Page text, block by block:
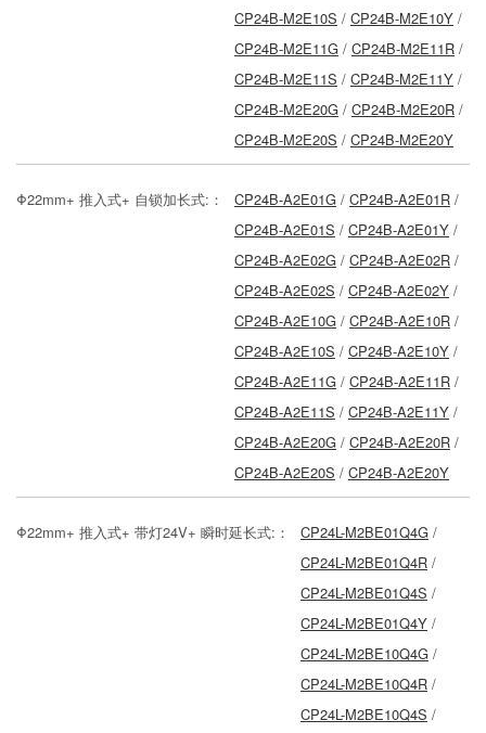
CP24B-M2E10S / CP24B-M2E10Y /
CP24B-M2E11G / CP24B-M2E11R /
CP24B-M2E11S / CP24B-M2E11Y /
CP24B-M2E20G / CP24B-M2E20R /
CP24B-M2E20S / CP24B-M2E20Y
Φ22mm+ 推入式+ 自锁加长式:： CP24B-A2E01G / CP24B-A2E01R /
CP24B-A2E01S / CP24B-A2E01Y /
CP24B-A2E02G / CP24B-A2E02R /
CP24B-A2E02S / CP24B-A2E02Y /
CP24B-A2E10G / CP24B-A2E10R /
CP24B-A2E10S / CP24B-A2E10Y /
CP24B-A2E11G / CP24B-A2E11R /
CP24B-A2E11S / CP24B-A2E11Y /
CP24B-A2E20G / CP24B-A2E20R /
CP24B-A2E20S / CP24B-A2E20Y
Φ22mm+ 推入式+ 带灯24V+ 瞬时延长式:： CP24L-M2BE01Q4G /
CP24L-M2BE01Q4R /
CP24L-M2BE01Q4S /
CP24L-M2BE01Q4Y /
CP24L-M2BE10Q4G /
CP24L-M2BE10Q4R /
CP24L-M2BE10Q4S /